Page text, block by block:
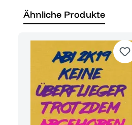
Ähnliche Produkte